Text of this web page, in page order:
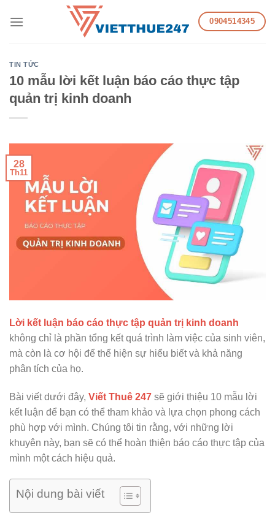
0904514345
TIN TỨC
10 mẫu lời kết luận báo cáo thực tập
quản trị kinh doanh
28
Th11
Lời kết luận báo cáo thực tập quản trị kinh doanh
không chỉ là phần tổng kết quá trình làm việc của sinh viên,
mà còn là cơ hội để thể hiện sự hiểu biết và khả năng
phân tích của họ.
Bài viết dưới đây, Viết Thuê 247 sẽ giới thiệu 10 mẫu lời
kết luận để bạn có thể tham khảo và lựa chọn phong cách
phù hợp với mình. Chúng tôi tin rằng, với những lời
khuyên này, bạn sẽ có thể hoàn thiện báo cáo thực tập của
mình một cách hiệu quả.
Nội dung bài viết